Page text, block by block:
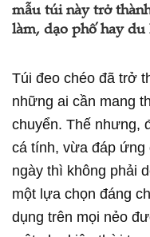
mẫu túi này trở
làm, dạo phố hay du
Túi đeo chéo đã trở
những ai cần mang
chuyển. Thế nhưng,
cá tính, vừa đáp ứng
ngày thì không phải
một lựa chọn đáng
dụng trên mọi nẻo